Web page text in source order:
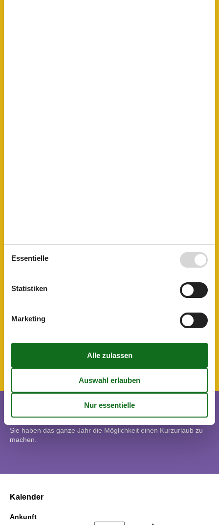
Parkplatz
Barrierefreiheit
Transferservice
Sie haben das ganze Jahr die Möglichkeit einen Kurzurlaub zu
machen.
Kalender
Ankunft
Essentielle
Statistiken
Marketing